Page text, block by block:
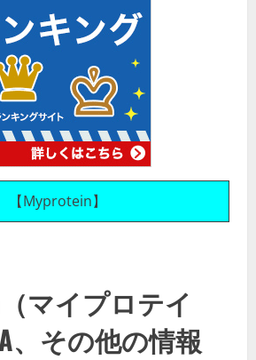
【Myprotein】
マイプロテイ
、その他の情報